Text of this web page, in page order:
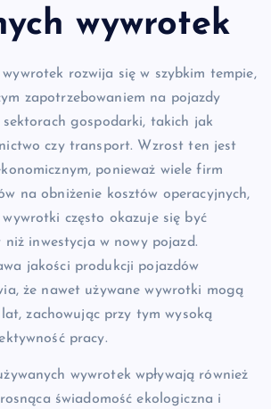
wywrotek
wywrotek rozwija się w szybkim tempie,
zapotrzebowaniem na pojazdy
sektorach gospodarki, takich jak
czy transport. Wzrost ten jest
ponieważ wiele firm
na obniżenie kosztów operacyjnych,
często okazuje się być
niż inwestycja w nowy pojazd.
jakości produkcji pojazdów
że nawet używane wywrotki mogą
lat, zachowując przy tym wysoką
pracy.
wywrotek wpływają również
świadomość ekologiczna i